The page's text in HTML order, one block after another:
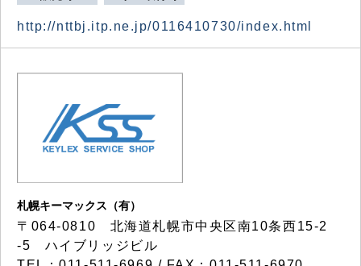
http://nttbj.itp.ne.jp/0116410730/index.html
札幌キーマックス（有）
〒064-0810 北海道札幌市中央区南10条西15-2
-5 ハイブリッジビル